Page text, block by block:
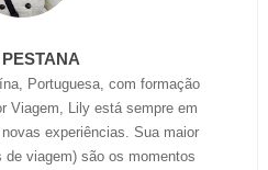
Portuguesa, com formação
Viagem, Lily está sempre em
experiências. Sua maior
viagem) são os momentos